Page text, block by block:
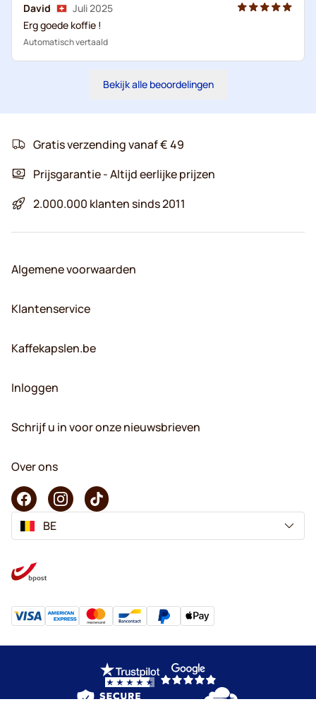
David
Juli 2025
Erg goede koffie !
Automatisch vertaald
Bekijk alle beoordelingen
Gratis verzending vanaf € 49
Prijsgarantie - Altijd eerlijke prijzen
2.000.000 klanten sinds 2011
Algemene voorwaarden
Klantenservice
Kaffekapslen.be
Inloggen
Schrijf u in voor onze nieuwsbrieven
Over ons
BE